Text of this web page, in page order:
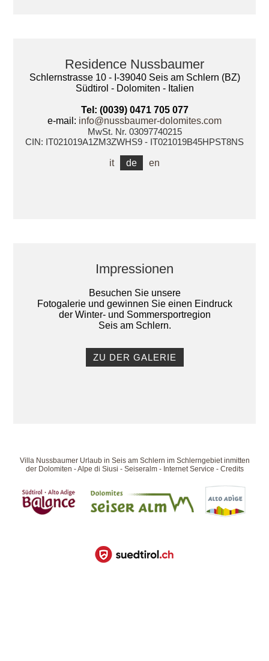
Residence Nussbaumer
Schlernstrasse 10 - I-39040 Seis am Schlern (BZ)
Südtirol - Dolomiten - Italien
Tel: (0039) 0471 705 077
e-mail: info@nussbaumer-dolomites.com
MwSt. Nr. 03097740215
CIN: IT021019A1ZM3ZWHS9 - IT021019B45HPST8NS
it de en
Impressionen
Besuchen Sie unsere
Fotogalerie und gewinnen Sie einen Eindruck
der Winter- und Sommersportregion
Seis am Schlern.
ZU DER GALERIE
Villa Nussbaumer Urlaub in Seis am Schlern im Schlerngebiet inmitten
der Dolomiten -Alpe di Siusi - Seiseralm- Internet Service - Credits